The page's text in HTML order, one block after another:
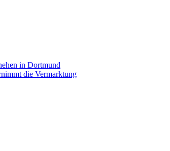
in Dortmund
die Vermarktung